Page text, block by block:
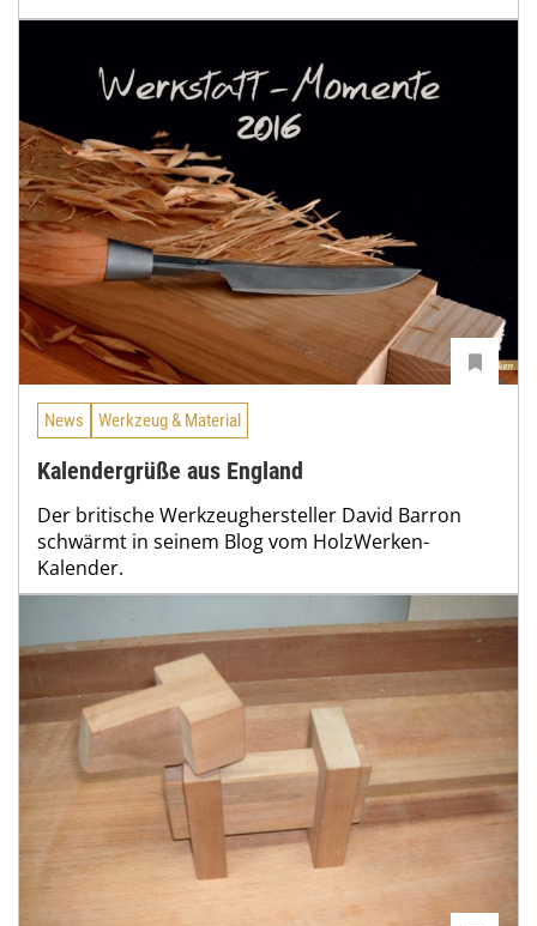
News Werkzeug & Material
Kalendergrüße aus England
Der britische Werkzeughersteller David Barron
schwärmt in seinem Blog vom HolzWerken-
Kalender.